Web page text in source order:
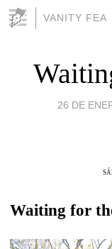
VANITY FEA
26 DE
Waiting for